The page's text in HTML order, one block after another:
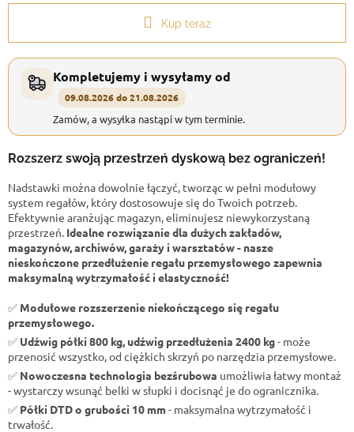
Kup teraz
Kompletujemy i wysyłamy od
09.08.2026 do 21.08.2026
Zamów, a wysyłka nastąpi w tym terminie.
Rozszerz swoją przestrzeń dyskową bez ograniczeń!
Nadstawki można dowolnie łączyć, tworząc w pełni modułowy
system regałów, który dostosowuje się do Twoich potrzeb.
Efektywnie aranżując magazyn, eliminujesz niewykorzystaną
przestrzeń. Idealne rozwiązanie dla dużych zakładów,
magazynów, archiwów, garaży i warsztatów - nasze
nieskończone przedłużenie regału przemysłowego zapewnia
maksymalną wytrzymałość i elastyczność!
✅ Modułowe rozszerzenie niekończącego się regału
przemysłowego.
✅ Udźwig półki 800 kg, udźwig przedłużenia 2400 kg- może
przenosić wszystko, od ciężkich skrzyń po narzędzia przemysłowe.
✅ Nowoczesna technologia bezśrubowa umożliwia łatwy montaż
- wystarczy wsunąć belki w słupki i docisnąć je do ogranicznika.
✅ Półki DTD o grubości 10 mm- maksymalna wytrzymałość i
trwałość.